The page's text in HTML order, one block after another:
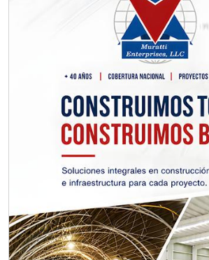
Requisitos: Otorgar
crédito acordes a las
grupo, contar con
cercanas a la región y
referencias comerciales.
Aplicar al
Empresa en Querétaro
CONSULTORÍAS DE
RECURSOS